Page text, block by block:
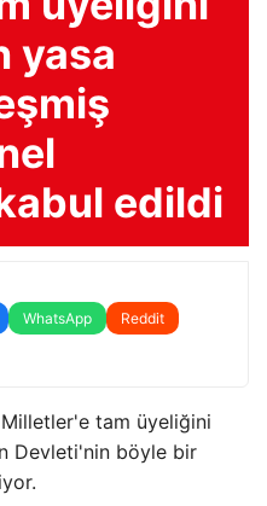
yasa
edildi
WhatsApp
Reddit
tam üyeliğini
Devleti'nin böyle bir